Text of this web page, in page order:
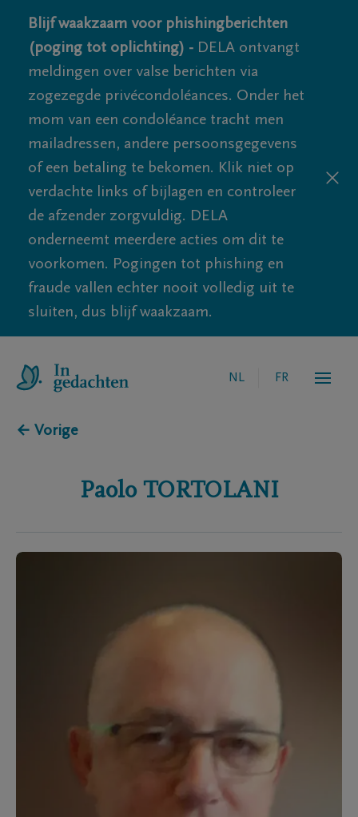
Blijf waakzaam voor phishingberichten
(poging tot oplichting) - DELA ontvangt
meldingen over valse berichten via
zogezegde privécondoléances. Onder het
mom van een condoléance tracht men
mailadressen, andere persoonsgegevens
of een betaling te bekomen. Klik niet op
verdachte links of bijlagen en controleer
de afzender zorgvuldig. DELA
onderneemt meerdere acties om dit te
voorkomen. Pogingen tot phishing en
fraude vallen echter nooit volledig uit te
sluiten, dus blijf waakzaam.
NL FR
← Vorige
Paolo TORTOLANI